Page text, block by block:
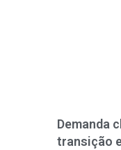
Demanda
transição